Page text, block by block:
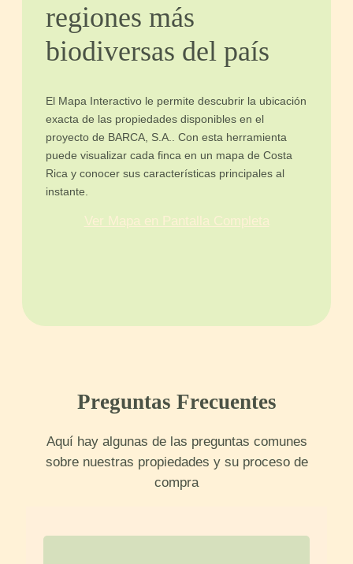
regiones más
biodiversas del país
El Mapa Interactivo le permite descubrir la ubicación
exacta de las propiedades disponibles en el
proyecto de BARCA, S.A.. Con esta herramienta
puede visualizar cada finca en un mapa de Costa
Rica y conocer sus características principales al
instante.
Ver Mapa en Pantalla Completa
Preguntas Frecuentes
Aquí hay algunas de las preguntas comunes
sobre nuestras propiedades y su proceso de
compra